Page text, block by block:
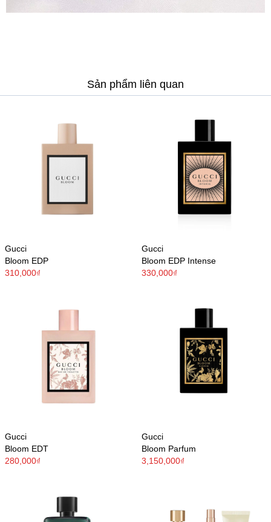
Sản phẩm liên quan
Gucci
Bloom EDP
310,000₫
Gucci
Bloom EDP Intense
330,000₫
Gucci
Bloom EDT
280,000₫
Gucci
Bloom Parfum
3,150,000₫